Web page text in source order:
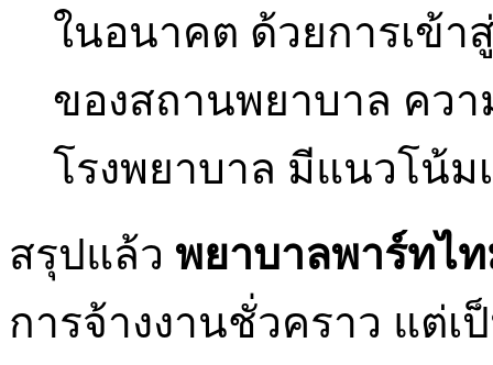
ในอนาคต ด้วยการเข้า
ของสถานพยาบาล คว
โรงพยาบาล มีแนวโน้ม
สรุปแล้ว พยาบาลพาร์ทไ
การจ้างงานชั่วคราว แต่